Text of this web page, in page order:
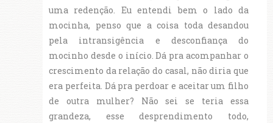
uma redenção. Eu entendi bem o lado da
mocinha, penso que a coisa toda desandou
pela intransigência e desconfiança do
mocinho desde o início. Dá pra acompanhar o
crescimento da relação do casal, não diria que
era perfeita. Dá pra perdoar e aceitar um filho
de outra mulher? Não sei se teria essa
grandeza, esse desprendimento todo,